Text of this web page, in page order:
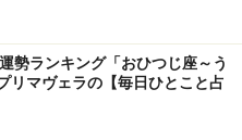
勢ランキング「おひつじ座～う
リマヴェラの【毎日ひとこと占